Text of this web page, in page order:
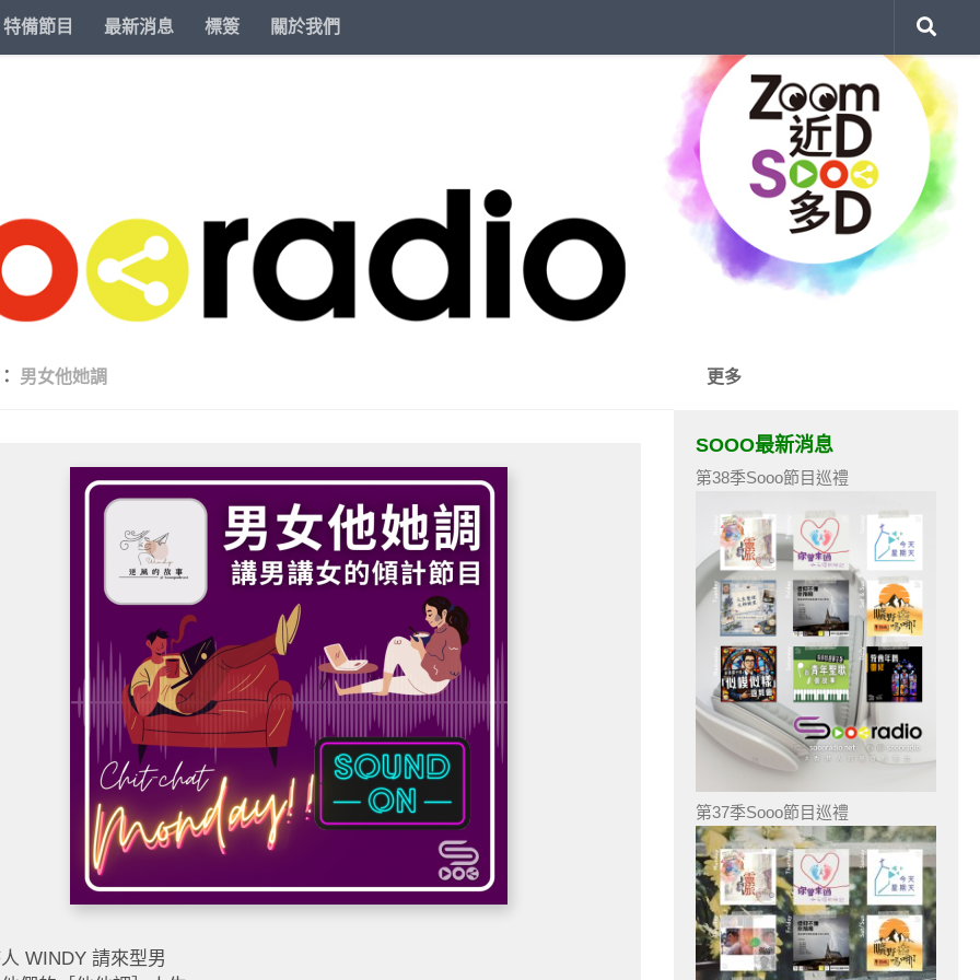
特備節目 最新消息 標簽 關於我們
男女他她調
WINDY 請來型男
更多
SOOO最新消息
第38季Sooo節目巡禮
第37季Sooo節目巡禮